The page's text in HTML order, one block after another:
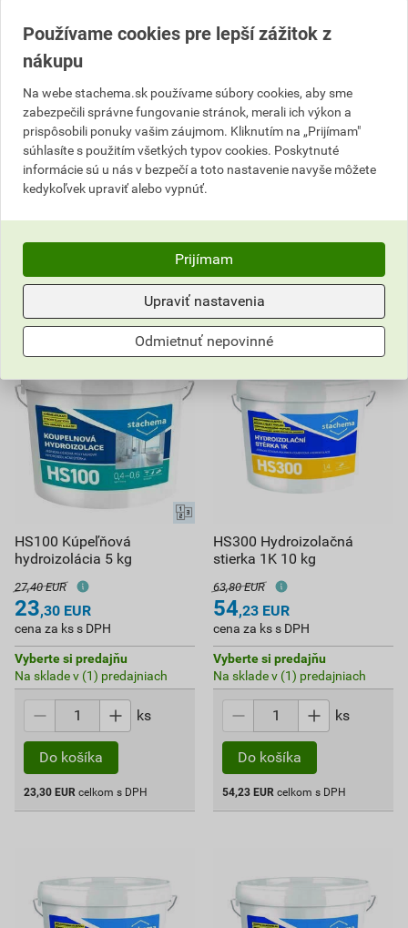
samolepiaci butylový pás
15 m
49,10EUR
cena za ks s DPH
Vyberte si predajňu
Na sklade v (1) predajniach
49,10 EUR celkom s DPH
samolepiaci butylový pás 5
24,13EUR
cena za ks s DPH
Vyberte si predajňu
Na sklade v (1) predajniach
24,13 EUR celkom s DPH
HS100 Kúpeľňová
hydroizolácia 5 kg
27,40 EUR
23,30 EUR
cena za ks s DPH
Vyberte si predajňu
Na sklade v (1) predajniach
ks
Do košíka
23,30 EUR celkom s DPH
HS300 Hydroizolačná
stierka 1K 10 kg
63,80 EUR
54,23 EUR
cena za ks s DPH
Vyberte si predajňu
Na sklade v (1) predajniach
ks
Do košíka
54,23 EUR celkom s DPH
Používame cookies pre lepší zážitok z
nákupu
Na webe stachema.sk používame súbory cookies, aby sme
zabezpečili správne fungovanie stránok, merali ich výkon a
prispôsobili ponuky vašim záujmom. Kliknutím na „Prijímam"
súhlasíte s použitím všetkých typov cookies. Poskytnuté
informácie sú u nás v bezpečí a toto nastavenie navyše môžete
kedykoľvek upraviť alebo vypnúť.
Prijímam
Upraviť nastavenia
Odmietnuť nepovinné